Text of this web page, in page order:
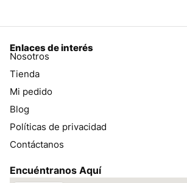
Enlaces de interés
Nosotros
Tienda
Mi pedido
Blog
Políticas de privacidad
Contáctanos
Encuéntranos Aquí